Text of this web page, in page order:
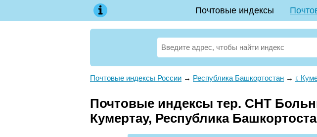
Почтовые индексы
Почтовые индексы России → Республика Башкортостан → г.
Почтовые индексы тер. СНТ
Кумертау, Республика